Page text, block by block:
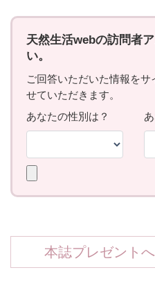
本誌プレゼント